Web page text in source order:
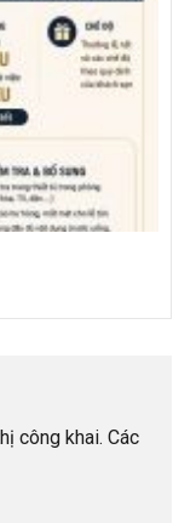
công khai. Các